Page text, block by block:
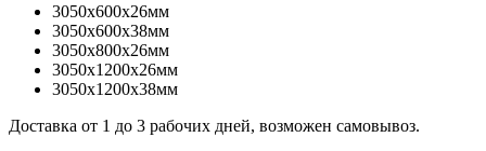
3050x600x26мм
3050x600x38мм
3050x800x26мм
3050x1200x26мм
3050x1200x38мм
Доставка от 1 до 3 рабочих дней, возможен самовывоз.